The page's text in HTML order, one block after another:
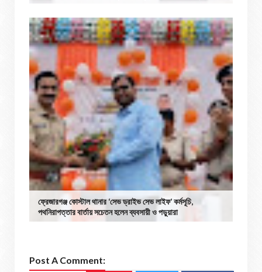
ফ্রেজারগঞ্জ কোস্টাল থানার ‘সেভ ড্রাইভ সেভ লাইফ’ কর্মসূচি,
পথনিরাপত্তার বার্তায় সচেতন হলেন ব্যবসায়ী ও পড়ুয়ারা
Post A Comment: